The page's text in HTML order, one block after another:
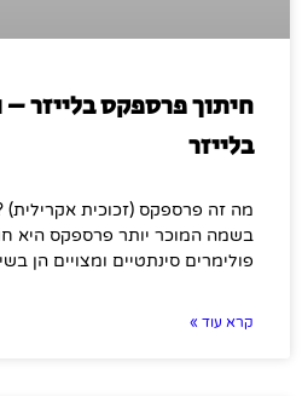
חיתוך פרספקס בלייזר
בלייזר
מה זה פרספקס (זכוכית אקרילית)
בשמה המוכר יותר פרספקס היא
פולימרים סינתטיים ומצויים הן
קרא עוד »